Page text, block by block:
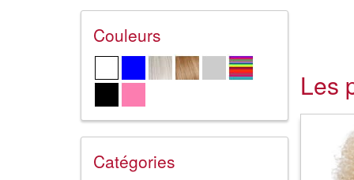
Couleurs
Catégories
Les